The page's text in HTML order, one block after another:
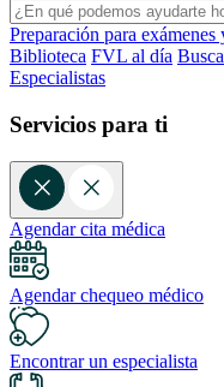
Preparación para
Biblioteca FVL al día
Especialistas
Servicios para ti
Agendar cita médica
Agendar chequeo médico
Encontrar un especialista